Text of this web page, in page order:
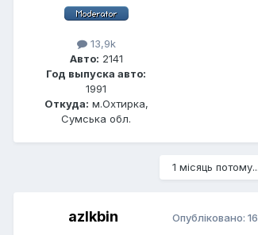
13,9k
Авто: 2141
Год выпуска авто:
1991
Откуда: м.Охтирка,
Сумська обл.
1 місяць потому...
azlkbin Опубліковано: